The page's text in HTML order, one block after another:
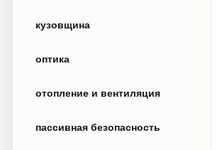
кузовщина
оптика
отопление и вентиляция
пассивная безопасность